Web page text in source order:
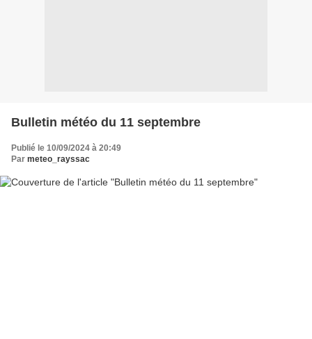
Bulletin météo du 11 septembre
Publié le 10/09/2024 à 20:49
Par meteo_rayssac